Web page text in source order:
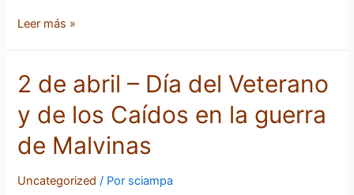
Leer más »
2 de abril – Día del Veterano
y de los Caídos en la guerra
de Malvinas
Uncategorized / Por sciampa
2
de
abril
–
Día
Veterano